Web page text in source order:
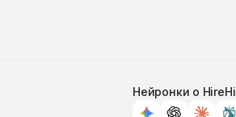
Нейронки о HireHi